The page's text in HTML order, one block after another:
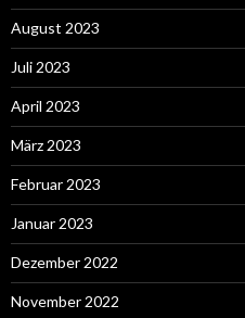
August 2023
Juli 2023
April 2023
März 2023
Februar 2023
Januar 2023
Dezember 2022
November 2022